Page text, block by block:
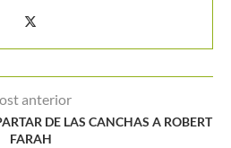
anterior
DE LAS CANCHAS A ROBERT
FARAH